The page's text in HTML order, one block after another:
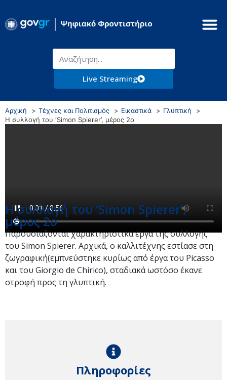
Live Streaming
Αρχική Τέχνες και Πολιτισμός Εικαστικά
Γλυπτική
Η συλλογή του ‘Simon Spierer’, μέρος 2ο
Η συλλογή του ‘Simon Spierer’,
μέρος 2ο
Παρουσιάζονται χαρακτηριστικά έργα της συλλογής
του Simon Spierer. Αρχικά, ο καλλιτέχνης εστίασε στη
ζωγραφική(εμπνεύστηκε κυρίως από έργα του Picasso
και του Giorgio de Chirico), σταδιακά ωστόσο έκανε
στροφή προς τη γλυπτική.
Πληροφορίες